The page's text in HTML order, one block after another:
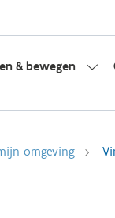
& bewegen
omgeving